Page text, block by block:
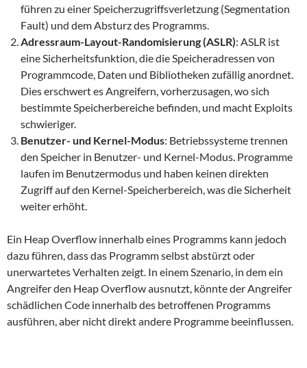
führen zu einer Speicherzugriffsverletzung (Segmentation
Fault) und dem Absturz des Programms.
Adressraum-Layout-Randomisierung (ASLR): ASLR ist
eine Sicherheitsfunktion, die die Speicheradressen von
Programmcode, Daten und Bibliotheken zufällig anordnet.
Dies erschwert es Angreifern, vorherzusagen, wo sich
bestimmte Speicherbereiche befinden, und macht Exploits
schwieriger.
Benutzer- und Kernel-Modus: Betriebssysteme trennen
den Speicher in Benutzer- und Kernel-Modus. Programme
laufen im Benutzermodus und haben keinen direkten
Zugriff auf den Kernel-Speicherbereich, was die Sicherheit
weiter erhöht.
Ein Heap Overflow innerhalb eines Programms kann jedoch
dazu führen, dass das Programm selbst abstürzt oder
unerwartetes Verhalten zeigt. In einem Szenario, in dem ein
Angreifer den Heap Overflow ausnutzt, könnte der Angreifer
schädlichen Code innerhalb des betroffenen Programms
ausführen, aber nicht direkt andere Programme beeinflussen.